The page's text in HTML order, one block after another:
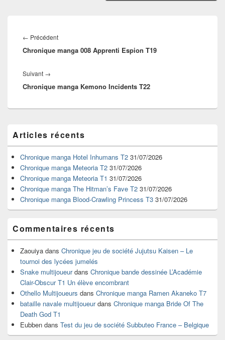
de
l’article
← PrécédentArticle
précédent :
Chronique manga 008 Apprenti Espion T19
Suivant →
suivant :
Chronique manga Kemono Incidents T22
principale
de
widget
pour
barre
latérale
Articles récents
Chronique manga Hotel Inhumans T2 31/07/2026
Chronique manga Meteoria T2 31/07/2026
Chronique manga Meteoria T1 31/07/2026
Chronique manga The Hitman’s Fave T2 31/07/2026
Chronique manga Blood-Crawling Princess T3 31/07/2026
Commentaires récents
Zaouiya dans Chronique jeu de société Jujutsu Kaisen – Le
tournoi des lycées jumelés
Snake multijoueurdans Chronique bande dessinée L’Académie
Clair-Obscur T1 Un élève encombrant
Othello Multijoueurs dans Chronique manga Ramen Akaneko T7
bataille navale multijoueurdans Chronique manga Bride Of The
Death God T1
Eubben dans Test du jeu de société Subbuteo France – Belgique